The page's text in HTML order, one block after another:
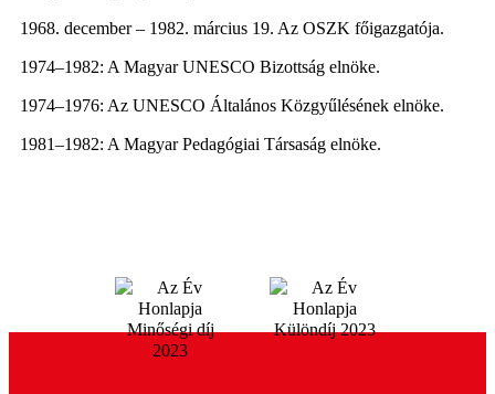
1968. december – 1982. március 19. Az OSZK főigazgatója.
1974–1982: A Magyar UNESCO Bizottság elnöke.
1974–1976: Az UNESCO Általános Közgyűlésének elnöke.
1981–1982: A Magyar Pedagógiai Társaság elnöke.